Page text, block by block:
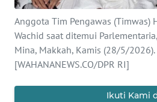
Anggota Tim Pengawas (Timwas)
Wachid saat ditemui
Mina, Makkah, Kamis (28/5/2026).
[WAHANANEWS.CO/DPR RI]
Ikuti Kami
PENDIDIKAN
OLAHRAGA
OPINI